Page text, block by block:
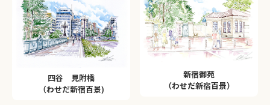
四谷 見附橋
（わせだ新宿百景)
新宿御苑
（わせだ新宿百景）